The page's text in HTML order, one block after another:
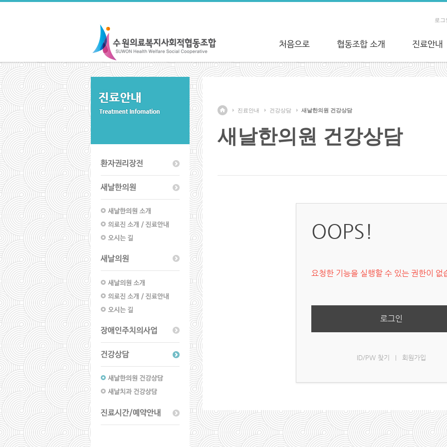
로그
진료안내 건강상담 새날한의원 건강상담
새날한의원 건강상담
OOPS!
요청한 기능을 실행할 수 있는 권한이 없
로그인
ID/PW 찾기 회원가입